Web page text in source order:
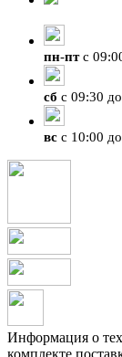
пн-птс
сб с 09:30
вс с 10:00
Информация о